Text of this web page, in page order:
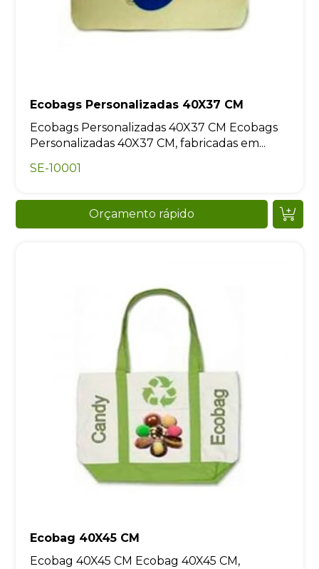
Ecobags Personalizadas 40X37 CM
Ecobags Personalizadas 40X37 CM Ecobags
Personalizadas 40X37 CM, fabricadas em...
SE-10001
Orçamento rápido
Ecobag 40X45 CM
Ecobag 40X45 CM Ecobag 40X45 CM,